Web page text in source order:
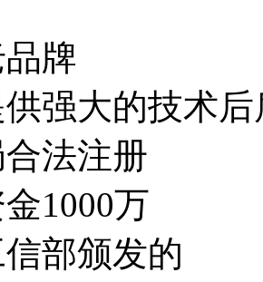
牌
强大的技术后
法注册
1000万
部颁发的